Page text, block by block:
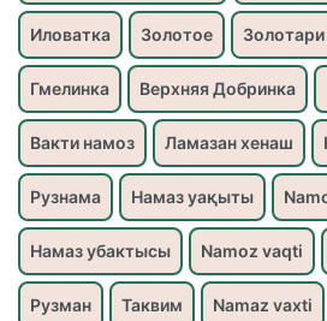
Иловатка Золотое Золотари
Гмелинка Верхняя Добринка
Вакти намоз Ламазан хенаш
Рузнама Намаз уақыты
Намаз убактысы Namoz vaqti
Рузман Таквим Namaz vaxti